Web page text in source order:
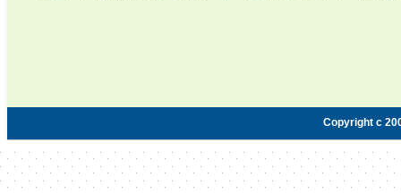
Copyright c